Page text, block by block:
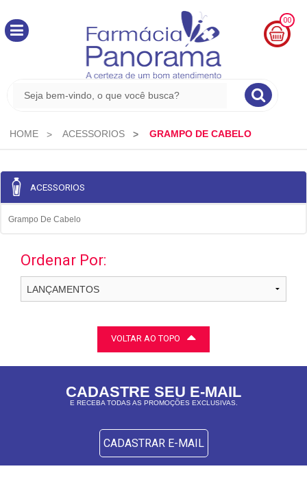
00
0,00
HOME ACESSORIOS GRAMPO DE CABELO
ACESSORIOS
Grampo De Cabelo
Ordenar Por:
VOLTAR AO TOPO
CADASTRE SEU E-MAIL
E RECEBA TODAS AS PROMOÇÕES EXCLUSIVAS.
CADASTRAR E-MAIL